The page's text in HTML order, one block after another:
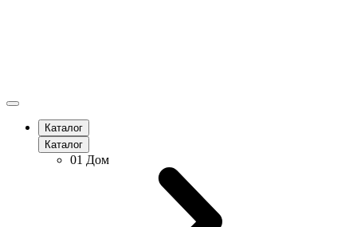
Каталог
Каталог
01 Дом